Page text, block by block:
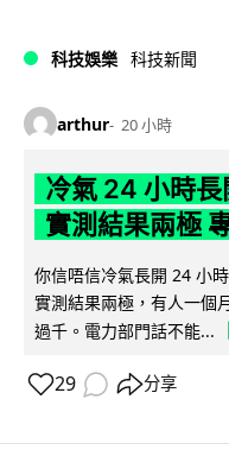
科技娛樂 科技新聞
arthur 20 小時
冷氣 24 小時
實測結果兩極
你信唔信冷氣長開 24 小
實測結果兩極，有人一個
過千。電力部門話不能...
29 分享